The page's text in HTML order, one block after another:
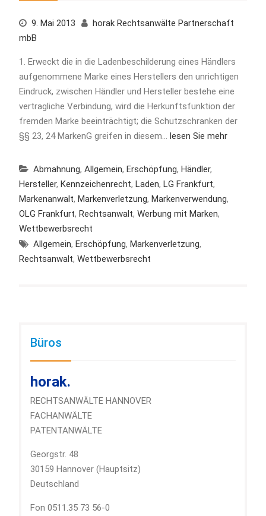
9. Mai 2013
horak Rechtsanwälte Partnerschaft
mbB
1. Erweckt die in die Ladenbeschilderung eines Händlers
aufgenommene Marke eines Herstellers den unrichtigen
Eindruck, zwischen Händler und Hersteller bestehe eine
vertragliche Verbindung, wird die Herkunftsfunktion der
fremden Marke beeinträchtigt; die Schutzschranken der
§§ 23, 24 MarkenG greifen in diesem… lesen Sie mehr
Abmahnung, Allgemein, Erschöpfung, Händler,
Hersteller, Kennzeichenrecht, Laden, LG Frankfurt,
Markenanwalt, Markenverletzung, Markenverwendung,
OLG Frankfurt, Rechtsanwalt, Werbung mit Marken,
Wettbewerbsrecht
Allgemein, Erschöpfung, Markenverletzung,
Rechtsanwalt, Wettbewerbsrecht
Büros
horak.
RECHTSANWÄLTE HANNOVER
FACHANWÄLTE
PATENTANWÄLTE
Georgstr. 48
30159 Hannover (Hauptsitz)
Deutschland
Fon 0511.35 73 56-0